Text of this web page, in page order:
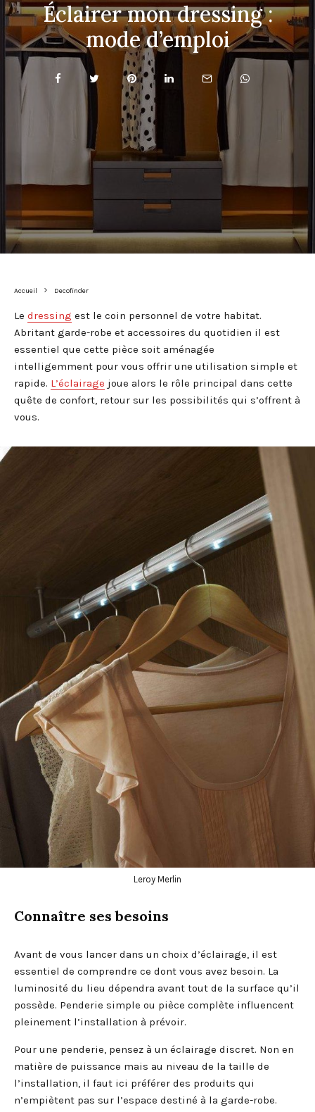
Éclairer mon dressing :
mode d’emploi
Accueil Decofinder
Le dressing est le coin personnel de votre habitat.
Abritant garde-robe et accessoires du quotidien il est
essentiel que cette pièce soit aménagée
intelligemment pour vous offrir une utilisation simple et
rapide. L’éclairage joue alors le rôle principal dans cette
quête de confort, retour sur les possibilités qui s’offrent à
vous.
Leroy Merlin
Connaître ses besoins
Avant de vous lancer dans un choix d’éclairage, il est
essentiel de comprendre ce dont vous avez besoin. La
luminosité du lieu dépendra avant tout de la surface qu’il
possède. Penderie simple ou pièce complète influencent
pleinement l’installation à prévoir.
Pour une penderie, pensez à un éclairage discret. Non en
matière de puissance mais au niveau de la taille de
l’installation, il faut ici préférer des produits qui
n’empiètent pas sur l’espace destiné à la garde-robe.